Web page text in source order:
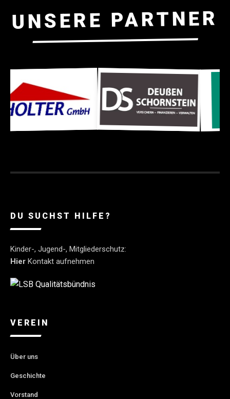
UNSERE PARTNER
DU SUCHST HILFE?
Kinder-, Jugend-, Mitgliederschutz:
Hier Kontakt aufnehmen
VEREIN
Über uns
Geschichte
Vorstand